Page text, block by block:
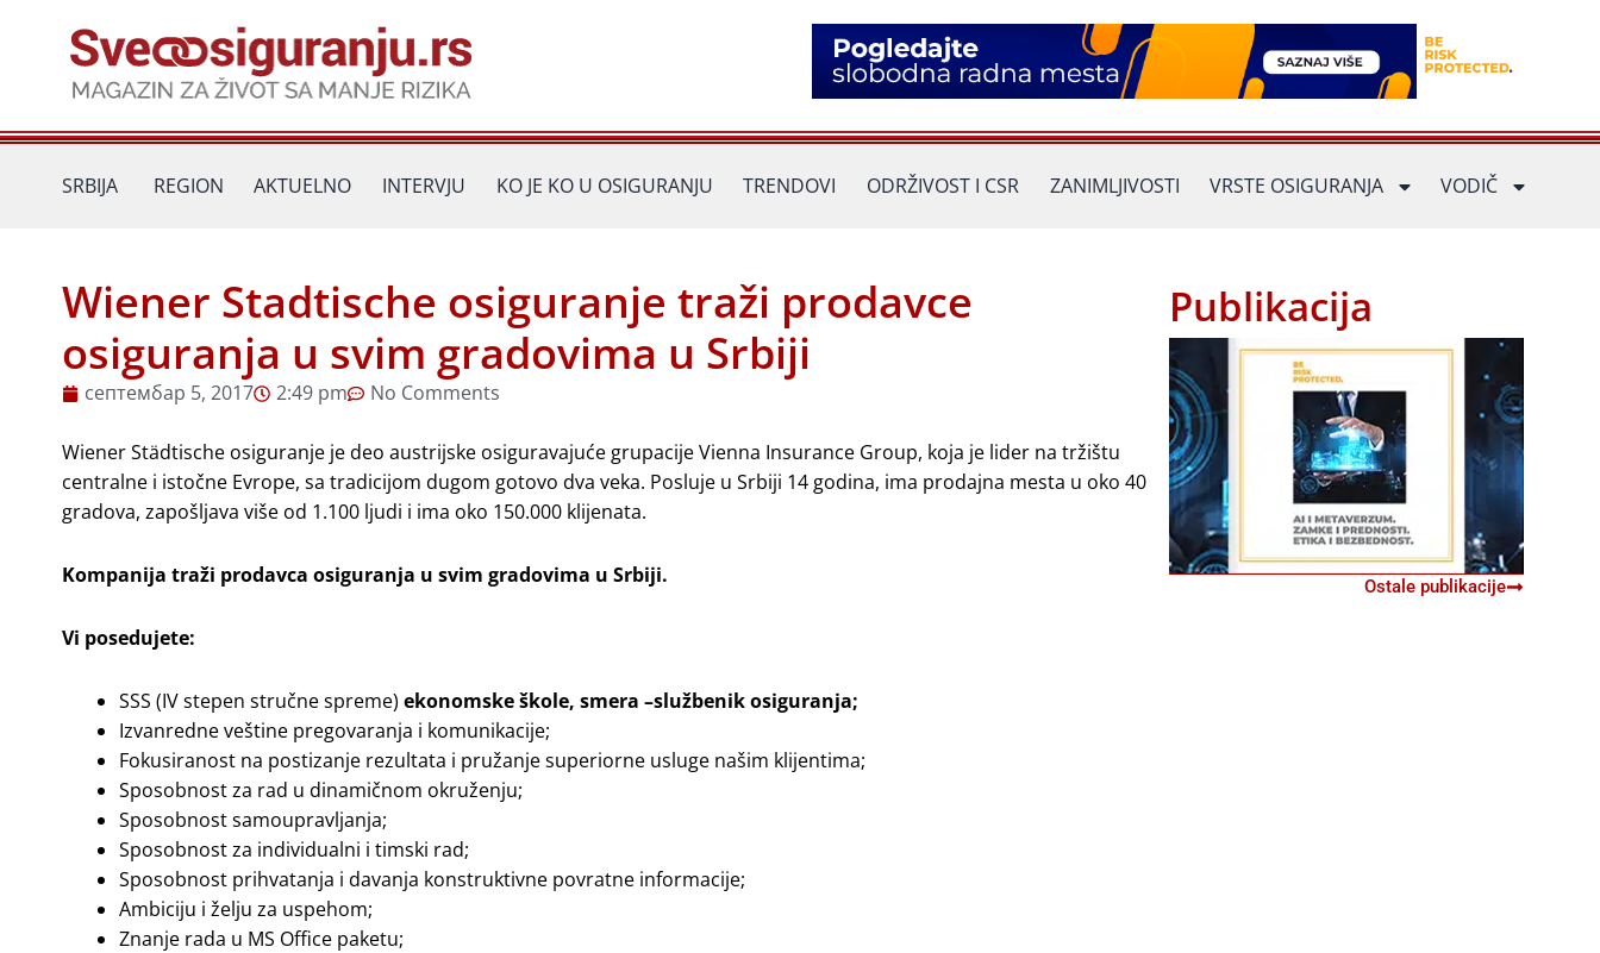
SRBIJA REGION AKTUELNO INTERVJU KO JE KO U OSIGURANJU TRENDOVI ODRŽIVOST I CSR ZANIMLJIVOSTI VRSTE OSIGURANJA VODIČ
Wiener Stadtische osiguranje traži prodavce
osiguranja u svim gradovima u Srbiji
септембар 5, 2017 2:49 pm No Comments
Wiener Städtische osiguranje je deo austrijske osiguravajuće grupacije Vienna Insurance Group, koja je lider na tržištu
centralne i istočne Evrope, sa tradicijom dugom gotovo dva veka. Posluje u Srbiji 14 godina, ima prodajna mesta u oko 40
gradova, zapošljava više od 1.100 ljudi i ima oko 150.000 klijenata.
Kompanija traži prodavca osiguranja u svim gradovima u Srbiji.
Vi posedujete:
SSS (IV stepen stručne spreme) ekonomske škole, smera –službenik osiguranja;
Izvanredne veštine pregovaranja i komunikacije;
Fokusiranost na postizanje rezultata i pružanje superiorne usluge našim klijentima;
Sposobnost za rad u dinamičnom okruženju;
Sposobnost samoupravljanja;
Sposobnost za individualni i timski rad;
Sposobnost prihvatanja i davanja konstruktivne povratne informacije;
Ambiciju i želju za uspehom;
Znanje rada u MS Office paketu;
Publikacija
Ostale publikacije